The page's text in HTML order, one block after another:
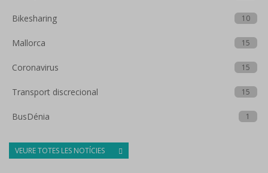
Bikesharing 10
Mallorca 15
Coronavirus 15
Transport discrecional 15
BusDénia 1
VEURE TOTES LES NOTÍCIES